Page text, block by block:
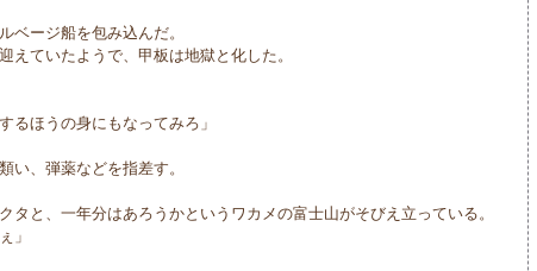
ージ船を包み込んだ。
ていたようで、甲板は地獄と化した。
るほうの身にもなってみろ」
、弾薬などを指差す。
と、一年分はあろうかというワカメの富士山がそびえ立っている。
」